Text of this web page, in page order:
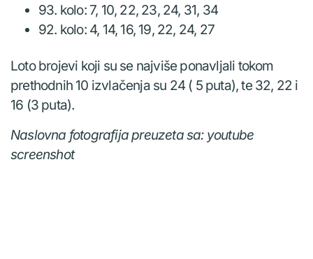
93. kolo: 7, 10, 22, 23, 24, 31, 34
92. kolo: 4, 14, 16, 19, 22, 24, 27
Loto brojevi koji su se najviše ponavljali tokom
prethodnih 10 izvlačenja su 24 ( 5 puta), te 32, 22 i
16 (3 puta).
Naslovna fotografija preuzeta sa: youtube
screenshot